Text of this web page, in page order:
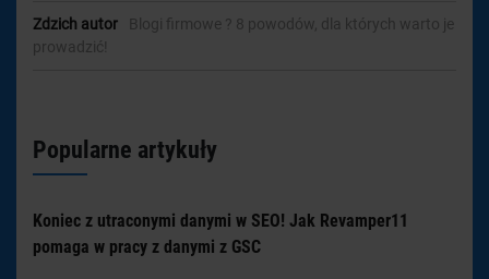
Zdzich autor
Blogi firmowe ? 8 powodów, dla których warto je
prowadzić!
Popularne artykuły
Koniec z utraconymi danymi w SEO! Jak Revamper11
pomaga w pracy z danymi z GSC